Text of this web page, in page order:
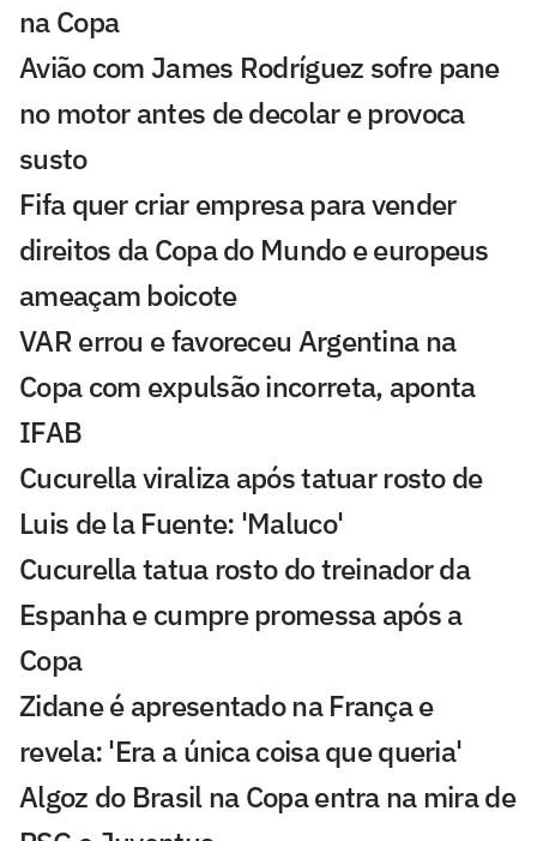
na Copa
Avião com James Rodríguez sofre pane
no motor antes de decolar e provoca
susto
Fifa quer criar empresa para vender
direitos da Copa do Mundo e europeus
ameaçam boicote
VAR errou e favoreceu Argentina na
Copa com expulsão incorreta, aponta
IFAB
Cucurella viraliza após tatuar rosto de
Luis de la Fuente: 'Maluco'
Cucurella tatua rosto do treinador da
Espanha e cumpre promessa após a
Copa
Zidane é apresentado na França e
revela: 'Era a única coisa que queria'
Algoz do Brasil na Copa entra na mira de